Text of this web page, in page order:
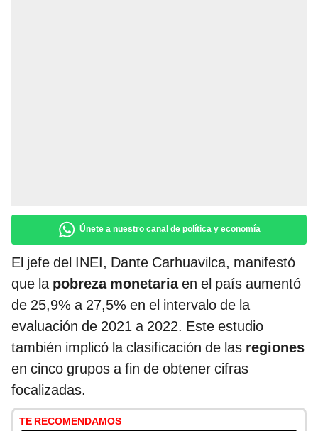
Únete a nuestro canal de política y economía
El jefe del INEI, Dante Carhuavilca, manifestó
que la pobreza monetariaen el país aumentó
de 25,9% a 27,5% en el intervalo de la
evaluación de 2021 a 2022. Este estudio
también implicó la clasificación de las regiones
en cinco grupos a fin de obtener cifras
focalizadas.
TE RECOMENDAMOS